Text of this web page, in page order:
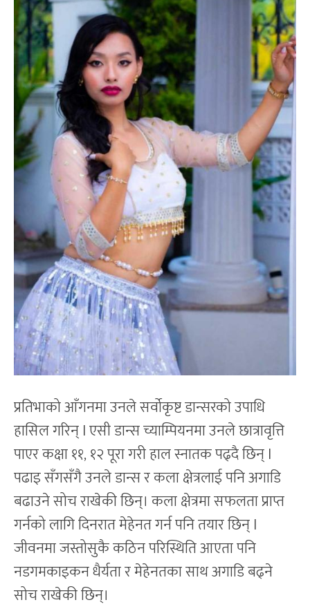
प्रतिभाको आँगनमा उनले सर्वोकृष्ट डान्सरको उपाधि
हासिल गरिन् l एसी डान्स च्याम्पियनमा उनले छात्रावृत्ति
पाएर कक्षा ११, १२ पूरा गरी हाल स्नातक पढ्दै छिन् l
पढाइ सँगसँगै उनले डान्स र कला क्षेत्रलाई पनि अगाडि
बढाउने सोच राखेकी छिन्। कला क्षेत्रमा सफलता प्राप्त
गर्नको लागि दिनरात मेहेनत गर्न पनि तयार छिन् l
जीवनमा जस्तोसुकै कठिन परिस्थिति आएता पनि
नडगमकाइकन धैर्यता र मेहेनतका साथ अगाडि बढ्ने
सोच राखेकी छिन्।